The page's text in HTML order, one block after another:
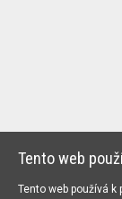
Tento web
Tento web používá